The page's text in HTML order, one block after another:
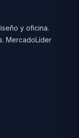
y oficina.
MercadoLíder